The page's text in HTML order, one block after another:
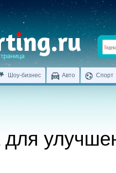
Шоу-бизнес Авто Спорт